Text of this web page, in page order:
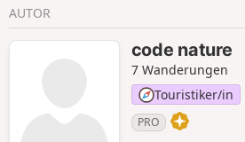
AUTOR
code nature
7 Wanderungen
Touristiker/in
PRO